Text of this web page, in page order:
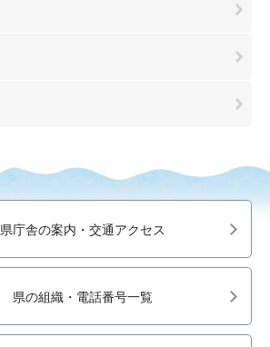
県庁舎の案内・交通アクセス
県の組織・電話番号一覧